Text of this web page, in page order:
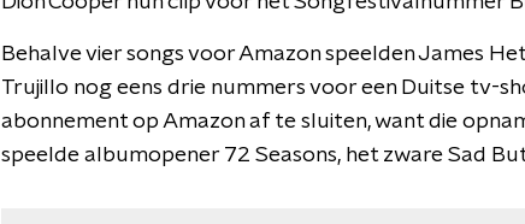
Behalve vier songs voor Amazon speelden James
Trujillo nog eens drie nummers voor een Duitse tv-
abonnement op Amazon af te sluiten, want die
speelde albumopener 72 Seasons, het zware Sad